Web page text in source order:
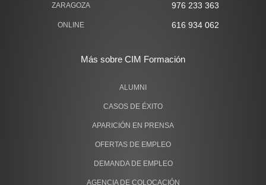
Más sobre CIM Formación
ALUMNI
CASOS DE ÉXITO
APARICIÓN EN PRENSA
OFERTAS DE EMPLEO
DEMANDA DE EMPLEO
AGENCIA DE COLOCACIÓN
ZARAGOZA 976 233 363
ONLINE 616 934 062